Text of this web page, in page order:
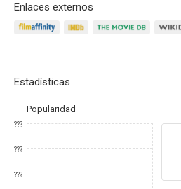
Enlaces externos
Estadísticas
Popularidad
???
???
???